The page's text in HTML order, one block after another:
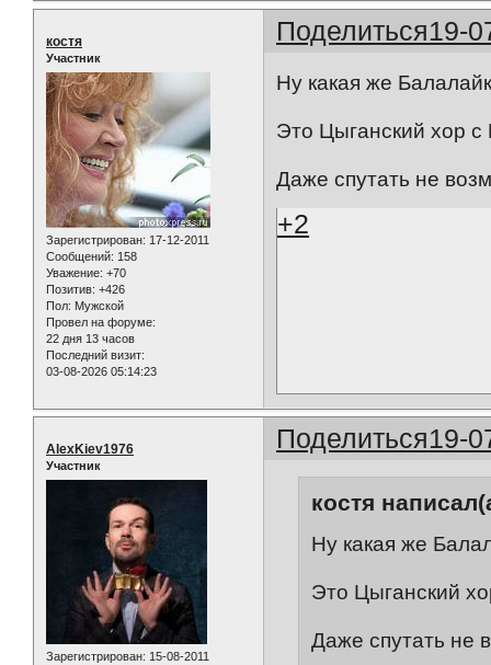
Поделиться19-
костя
Участник
Зарегистрирован: 17-12-2011
Сообщений: 158
Уважение: +70
Позитив: +426
Пол: Мужской
Провел на форуме:
22 дня 13 часов
Последний визит:
03-08-2026 05:14:23
Ну какая же
Это Цыганский хор с
Даже спутать не
+2
Поделиться19-
AlexKiev1976
Участник
Зарегистрирован: 15-08-2011
костя
Ну какая же
Это Цыганский
Даже спутать не